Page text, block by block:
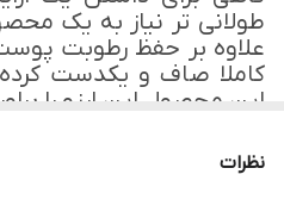
داشتن پوستی صاف و یکدست
زیر ساز مناسب برای انواع پوست
طولانی تر نیاز به یک
علاوه بر حفظ رطوبت
کاملا صاف و یکدست
این محصول این ارزو را
فواید استفاده از پرایمر
نظرات